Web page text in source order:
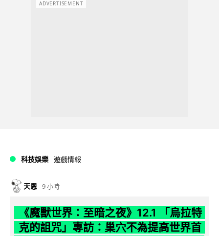
ADVERTISEMENT
科技娛樂 遊戲情報
天恩 9 小時
《魔獸世界：至暗之夜》12.1 「烏拉特
克的詛咒」專訪：巢穴不為提高世界首